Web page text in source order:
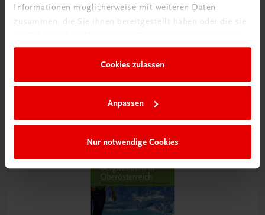
Informationen möglicherweise mit weiteren Daten
zusammen, die Sie ihnen bereitgestellt haben oder die sie
Cookies zulassen
Anpassen
Nur notwendige Cookies
Sachbuch
Genusswandern in Oberösterreich
€ 17,90